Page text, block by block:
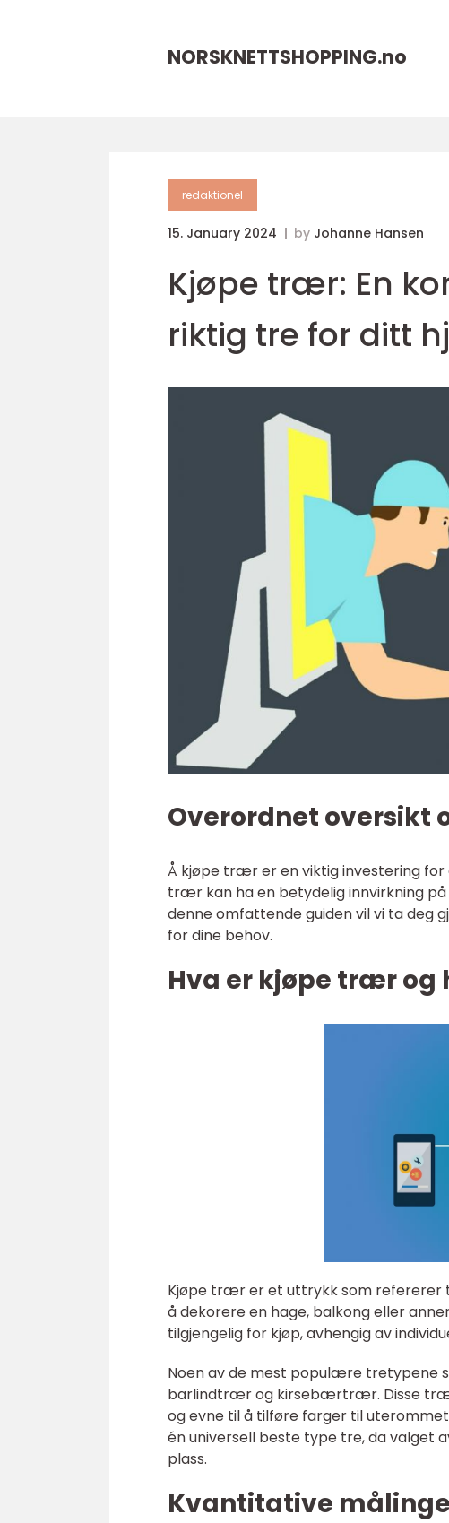
NORSKNETTSHOPPING.no
redaktionel
15. January 2024 by Johanne Hansen
Kjøpe trær: En
riktig tre for ditt
Overordnet oversikt
Å kjøpe trær er en viktig investering
trær kan ha en betydelig innvirkning
denne omfattende guiden vil vi ta deg
for dine behov.
Hva er kjøpe trær og
Kjøpe trær er et uttrykk som refererer
å dekorere en hage, balkong eller
tilgjengelig for kjøp, avhengig av
Noen av de mest populære
barlindtrær og kirsebærtrær. Disse
og evne til å tilføre farger til
én universell beste type tre, da valget
plass.
Kvantitative